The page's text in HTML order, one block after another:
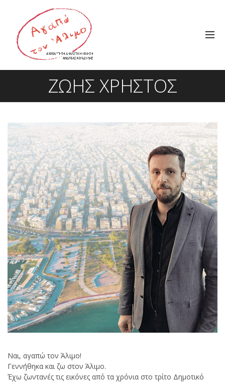
ΖΏΗΣ ΧΡΉΣΤΟΣ
Ναι, αγαπώ τον Άλιμο!
Γεννήθηκα και ζω στον Άλιμο.
Έχω ζωντανές τις εικόνες από τα χρόνια στο τρίτο Δημοτικό